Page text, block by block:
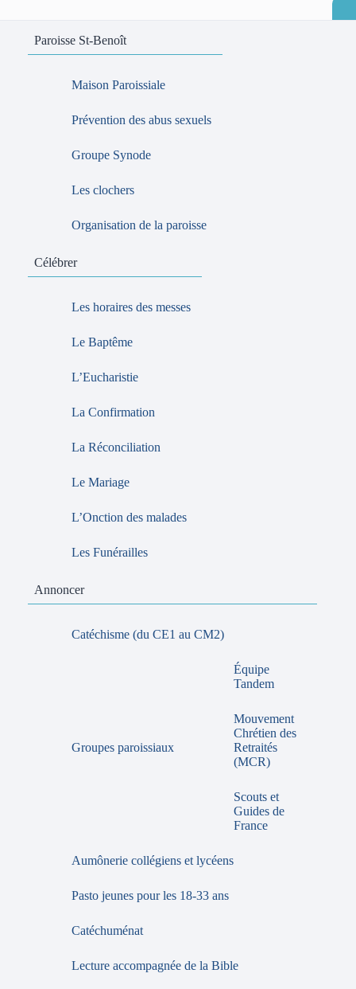
Paroisse St-Benoît
Maison Paroissiale
Prévention des abus sexuels
Groupe Synode
Les clochers
Organisation de la paroisse
Célébrer
Les horaires des messes
Le Baptême
L’Eucharistie
La Confirmation
La Réconciliation
Le Mariage
L’Onction des malades
Les Funérailles
Annoncer
Catéchisme (du CE1 au CM2)
Groupes paroissiaux
Équipe
Tandem
Mouvement
Chrétien des
Retraités
(MCR)
Scouts et
Guides de
France
Aumônerie collégiens et lycéens
Pasto jeunes pour les 18-33 ans
Catéchuménat
Lecture accompagnée de la Bible